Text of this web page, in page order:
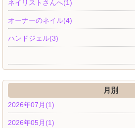
ネイリストさんへ(1)
オーナーのネイル(4)
ハンドジェル(3)
月別
2026年07月(1)
2026年05月(1)